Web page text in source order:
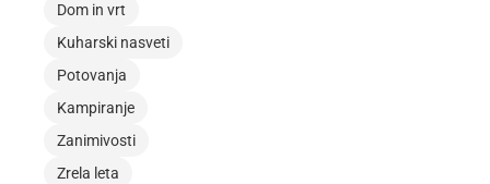
Dom in vrt
Kuharski nasveti
Potovanja
Kampiranje
Zanimivosti
Zrela leta